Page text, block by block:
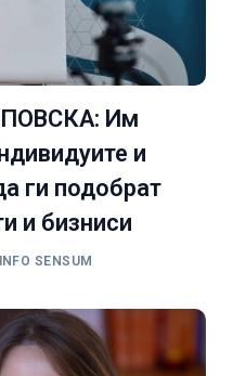
Им
и
ги подобрат
и бизниси
INFO SENSUM